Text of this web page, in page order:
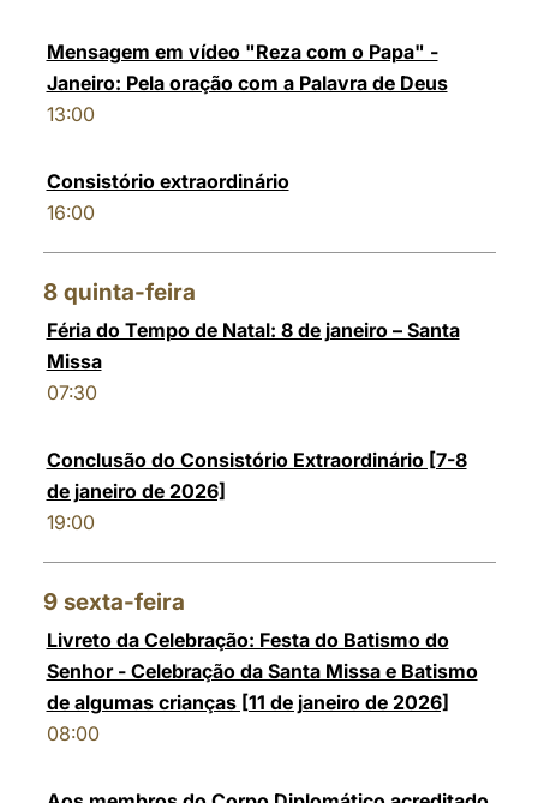
Mensagem em vídeo "Reza com o Papa" -
Janeiro: Pela oração com a Palavra de Deus
13:00
Consistório extraordinário
16:00
8 quinta-feira
Féria do Tempo de Natal: 8 de janeiro – Santa
Missa
07:30
Conclusão do Consistório Extraordinário [7-8
de janeiro de 2026]
19:00
9 sexta-feira
Livreto da Celebração: Festa do Batismo do
Senhor - Celebração da Santa Missa e Batismo
de algumas crianças [11 de janeiro de 2026]
08:00